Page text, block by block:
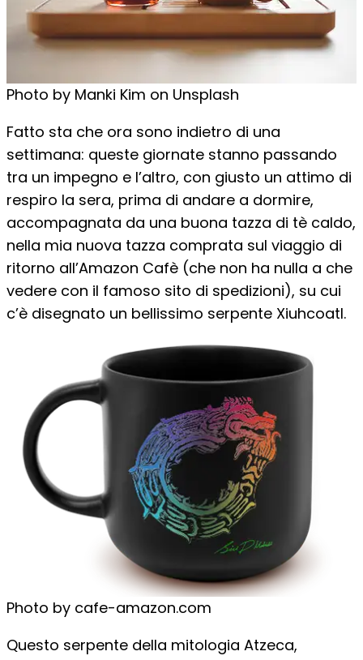
Photo by Manki Kim on Unsplash
Fatto sta che ora sono indietro di una
settimana: queste giornate stanno passando
tra un impegno e l’altro, con giusto un attimo di
respiro la sera, prima di andare a dormire,
accompagnata da una buona tazza di tè caldo,
nella mia nuova tazza comprata sul viaggio di
ritorno all’Amazon Cafè (che non ha nulla a che
vedere con il famoso sito di spedizioni), su cui
c’è disegnato un bellissimo serpente Xiuhcoatl.
Photo by cafe-amazon.com
Questo serpente della mitologia Atzeca,